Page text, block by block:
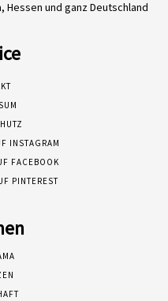
Hessen und ganz Deutschland
INSTAGRAM
FACEBOOK
PINTEREST